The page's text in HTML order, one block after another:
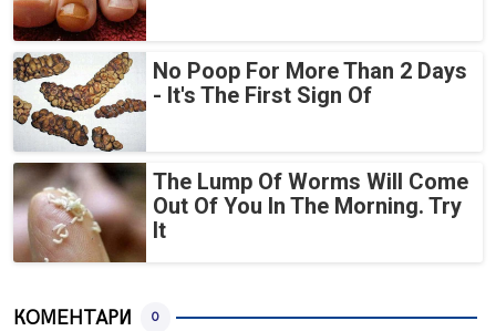
No Poop For More Than 2 Days
- It's The First Sign Of
The Lump Of Worms Will Come
Out Of You In The Morning. Try
It
КОМЕНТАРИ 0